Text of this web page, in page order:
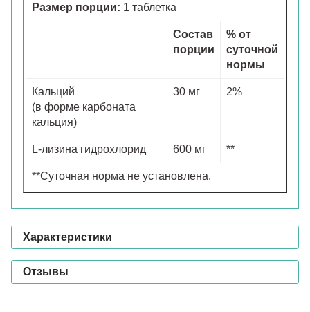
Размер порции: 1 таблетка
Состав
порции
% от
суточной
нормы
Кальций
(в форме карбоната
кальция)
30 мг 2%
L-лизина гидрохлорид 600 мг **
**Суточная норма не установлена.
Характеристики
Отзывы